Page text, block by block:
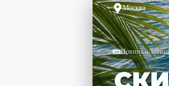
Москва
Новинки